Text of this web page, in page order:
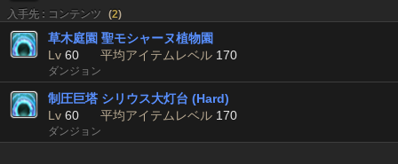
入手先 : コンテンツ (2)
草木庭園 聖モシャーヌ植物園
Lv 60 平均アイテムレベル 170
ダンジョン
制圧巨塔 シリウス大灯台 (Hard)
Lv 60 平均アイテムレベル 170
ダンジョン